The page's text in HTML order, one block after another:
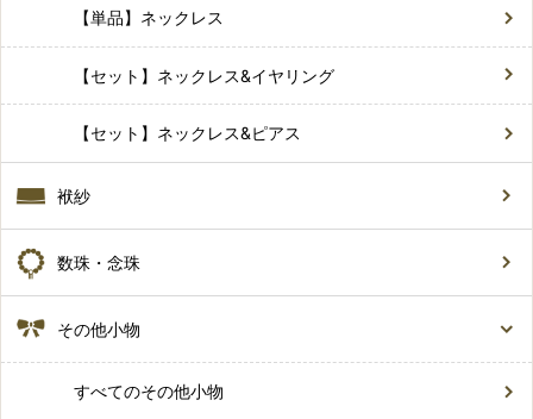
【単品】ネックレス
【セット】ネックレス&イヤリング
【セット】ネックレス&ピアス
袱紗
数珠・念珠
その他小物
すべてのその他小物